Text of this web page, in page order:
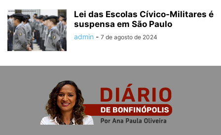
Lei das Escolas Cívico-Militares é
suspensa em São Paulo
admin - 7 de agosto de 2024